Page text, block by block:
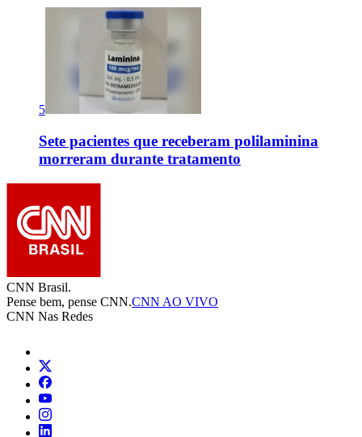
5
Sete pacientes que receberam polilaminina
morreram durante tratamento
CNN Brasil.
Pense bem, pense CNN.CNN AO VIVO
CNN Nas Redes